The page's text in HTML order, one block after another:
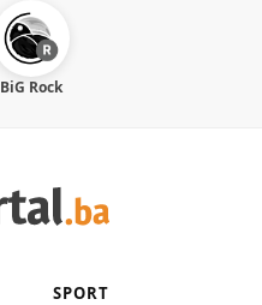
BiG Rock
SPORT